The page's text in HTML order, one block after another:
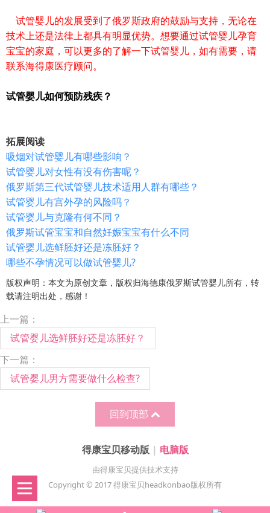
试管婴儿的发展受到了俄罗斯政府的鼓励与支持，无论在
技术上还是法律上都具有明显优势。想要通过试管婴儿孕育
宝宝的家庭，可以更多的了解一下试管婴儿，如有需要，请
联系海得康医疗顾问。
试管婴儿如何预防残疾？
拓展阅读
吸烟对试管婴儿有哪些影响？
试管婴儿对女性有没有伤害呢？
俄罗斯第三代试管婴儿技术适用人群有哪些？
试管婴儿有宫外孕的风险吗？
试管婴儿与克隆有何不同？
俄罗斯试管宝宝和自然妊娠宝宝有什么不同
试管婴儿选鲜胚好还是冻胚好？
哪些不孕情况可以做试管婴儿?
版权声明：本文为原创文章，版权归海德康俄罗斯试管婴儿所有，转
载请注明出处，感谢！
上一篇：
试管婴儿选鲜胚好还是冻胚好？
下一篇：
试管婴儿男方需要做什么检查?
回到顶部
得康宝贝移动版 | 电脑版
由得康宝贝提供技术支持
Copyright © 2017 得康宝贝headkonbao版权所有